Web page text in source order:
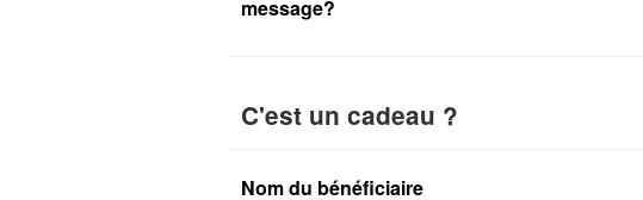
message?
C'est un cadeau ?
Nom du bénéficiaire